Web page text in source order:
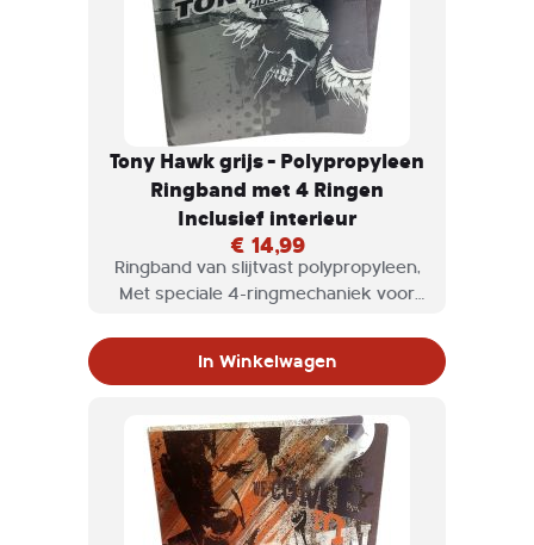
Tony Hawk grijs - Polypropyleen
Ringband met 4 Ringen
Inclusief interieur
€ 14,99
Ringband van slijtvast polypropyleen,
Met speciale 4-ringmechaniek voor
In Winkelwagen